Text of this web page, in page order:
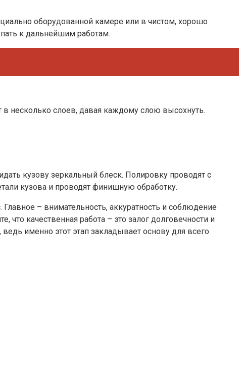
оборудованной камере или в чистом, хорошо
к дальнейшим работам.
несколько слоев, давая каждому слою высохнуть.
кузову зеркальный блеск. Полировку проводят с
кузова и проводят финишную обработку.
– внимательность, аккуратность и соблюдение
что качественная работа – это залог долговечности и
именно этот этап закладывает основу для всего